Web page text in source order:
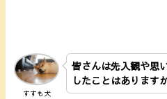
すすも犬
皆さんは先入観や思
したことはあります